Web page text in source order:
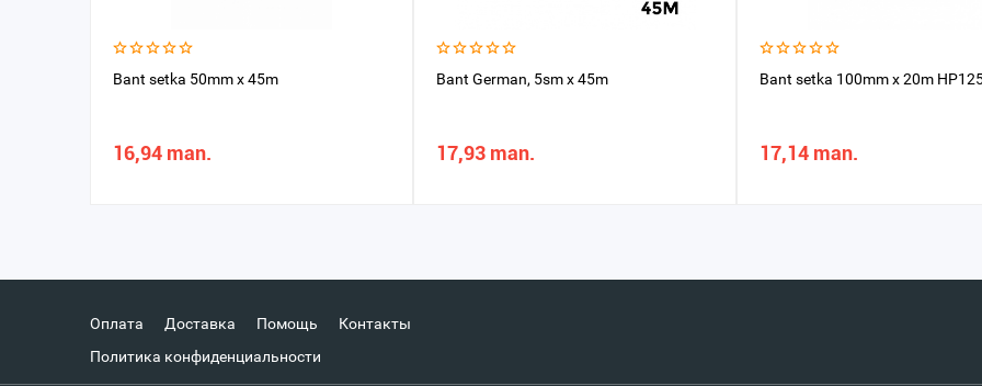
Bant setka 50mm x 45m
16,94 man.
Bant German, 5sm x 45m
17,93 man.
Bant setka 100mm x 20m
17,14 man.
Оплата Доставка Помощь
Контакты
Политика конфиденциальности